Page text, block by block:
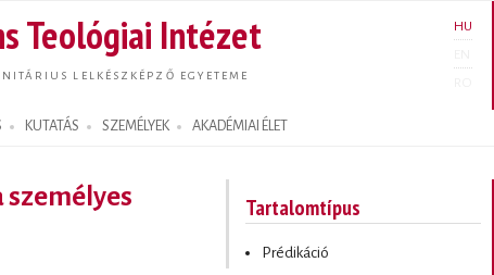
tartalomra
Teológiai Intézet
LELKÉSZKÉPZŐ EGYETEME
HU
KUTATÁS SZEMÉLYEK AKADÉMIAI ÉLET
személyes
Tartalomtípus
Prédikáció